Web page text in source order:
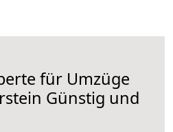
für Umzüge
Günstig und